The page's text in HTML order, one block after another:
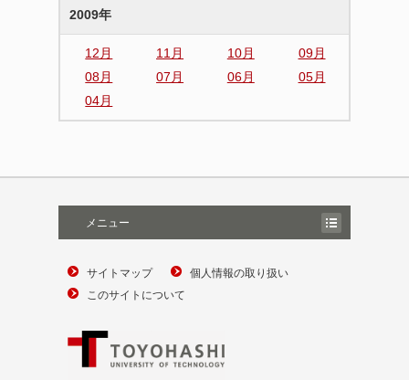
2009年
12月 11月 10月
09月
08月
07月 06月
05月
04月
メニュー
サイトマップ
個人情報の取り扱い
このサイトについて